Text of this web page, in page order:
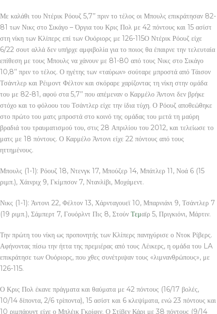
Με καλάθι του Ντέρικ Ρόουζ 5,7’’ πριν το τέλος οι Μπουλς επικράτησαν 82-
81 των Νικς στο Σικάγο – Όργια του Κρις Πολ με 42 πόντους και 15 ασίστ
στη νίκη των Κλίπερς επί των Ουόριορς με 126-115Ο Ντέρικ Ρόουζ είχε
6/22 σουτ αλλά δεν υπήρχε αμφιβολία για το ποιος θα έπαιρνε την τελευταία
επίθεση με τους Μπουλς να χάνουν με 81-80 από τους Νικς στο Σικάγο
10,8’’ πριν το τέλος. Ο ηγέτης των «ταύρων» σούταρε μπροστά από Τάισον
Τσάντλερ και Ρέιμοντ Φέλτον και σκόραρε χαρίζοντας τη νίκη στην ομάδα
του με 82-81, αφού στα 5,7’’ που απέμεναν ο Καρμέλο Άντονι δεν βρήκε
στόχο και το φόλοου του Τσάντλερ είχε την ίδια τύχη. Ο Ρόουζ αποθεώθηκε
στο πρώτο του ματς μπροστά στο κοινό της ομάδας του μετά τη μαύρη
βραδιά του τραυματισμού του, στις 28 Απριλίου του 2012, και τελείωσε το
ματς με 18 πόντους. Ο Καρμέλο Άντονι είχε 22 πόντους από τους
ηττημένους.
Μπουλς (1-1): Ρόουζ 18, Ντενγκ 17, Μπούζερ 14, Μπάτλερ 11, Νοά 6 (15
ριμπ.), Χάινριχ 9, Γκίμπσον 7, Ντανλίβι, Μοχάμεντ.
Νικς (1-1): Άντονι 22, Φέλτον 13, Χάρνταγουεϊ 10, Μπαρνιάνι 9, Τσάντλερ 7
(19 ριμπ.), Σάμπερτ 7, Γουόρλντ Πις 8, Στούν Τεμαϊρ 5, Πριγκιόνι, Μάρτιν.
Την πρώτη του νίκη ως προπονητής των Κλίπερς πανηγύρισε ο Ντοκ Ρίβερς.
Αφήνοντας πίσω την ήττα της πρεμιέρας από τους Λέικερς, η ομάδα του LA
επικράτησε των Ουόριορς, που χθες συνέτριψαν τους «λιμνανθρώπους», με
126-115.
Ο Κρις Πολ έκανε πράγματα και θαύματα με 42 πόντους (16/17 βολές,
10/14 δίποντα, 2/6 τρίποντα), 15 ασίστ και 6 κλεψίματα, ενώ 23 πόντους και
10 ριμπάουντ είχε ο Μπλέικ Γκρίφιν. Ο Στίβεν Κάρι με 38 πόντους (9/14